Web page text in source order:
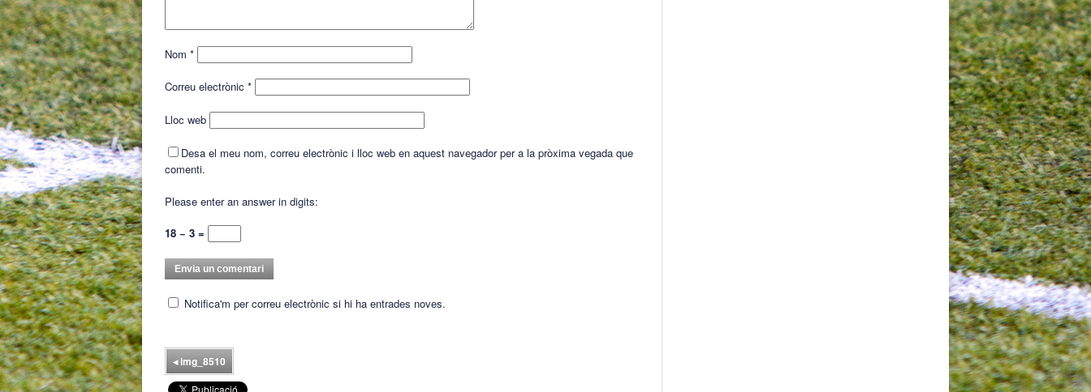
Nom *
Correu electrònic *
Lloc web
Desa el meu nom, correu electrònic i lloc web en aquest navegador per a la pròxima vegada que
comenti.
Please enter an answer in digits:
18 − 3 =
Notifica'm per correu electrònic si hi ha entrades noves.
◂img_8510